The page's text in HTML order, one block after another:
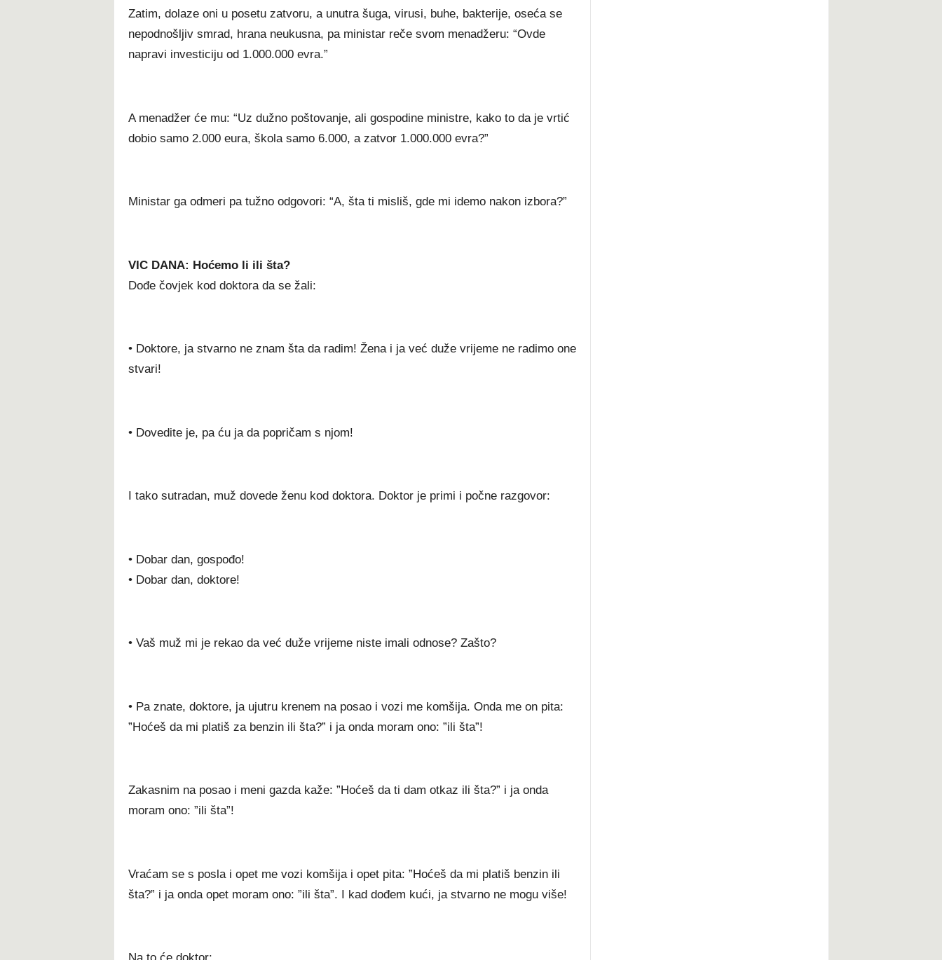
Zatim, dolaze oni u posetu zatvoru, a unutra šuga, virusi, buhe, bakterije, oseća se
nepodnošljiv smrad, hrana neukusna, pa ministar reče svom menadžeru: “Ovde
napravi investiciju od 1.000.000 evra.”
A menadžer će mu: “Uz dužno poštovanje, ali gospodine ministre, kako to da je vrtić
dobio samo 2.000 eura, škola samo 6.000, a zatvor 1.000.000 evra?”
Ministar ga odmeri pa tužno odgovori: “A, šta ti misliš, gde mi idemo nakon izbora?”
VIC DANA: Hoćemo li ili šta?
Dođe čovjek kod doktora da se žali:
• Doktore, ja stvarno ne znam šta da radim! Žena i ja već duže vrijeme ne radimo one
stvari!
• Dovedite je, pa ću ja da popričam s njom!
I tako sutradan, muž dovede ženu kod doktora. Doktor je primi i počne razgovor:
• Dobar dan, gospođo!
• Dobar dan, doktore!
• Vaš muž mi je rekao da već duže vrijeme niste imali odnose? Zašto?
• Pa znate, doktore, ja ujutru krenem na posao i vozi me komšija. Onda me on pita:
”Hoćeš da mi platiš za benzin ili šta?” i ja onda moram ono: ”ili šta”!
Zakasnim na posao i meni gazda kaže: ”Hoćeš da ti dam otkaz ili šta?” i ja onda
moram ono: ”ili šta”!
Vraćam se s posla i opet me vozi komšija i opet pita: ”Hoćeš da mi platiš benzin ili
šta?” i ja onda opet moram ono: ”ili šta”. I kad dođem kući, ja stvarno ne mogu više!